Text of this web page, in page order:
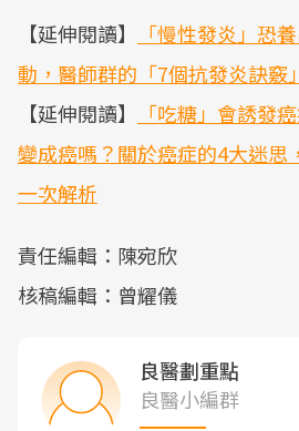
【延伸閱讀】
「慢性發炎」恐
動，醫師群的「7個抗發炎訣竅
【延伸閱讀】
「吃糖」會誘發
變成癌嗎？關於癌症的4大迷思
一次解析
責任編輯：陳宛欣
核稿編輯：曾耀儀
良醫劃重點
良醫小編群